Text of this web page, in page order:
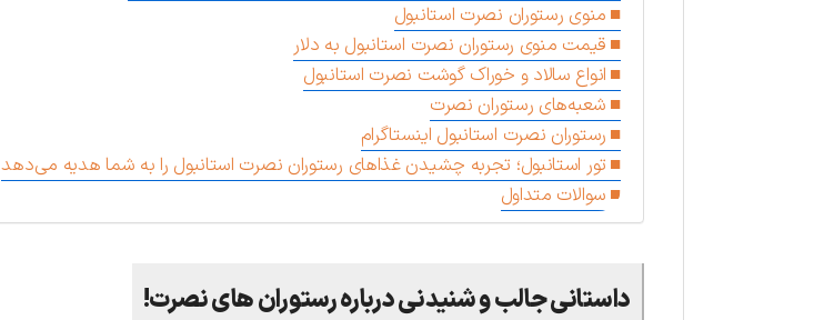
منوی رستوران نصرت استانبول
قیمت منوی رستوران نصرت استانبول به دلار
انواع سالاد و خوراک گوشت نصرت استانبول
شعبه‌های رستوران نصرت
رستوران نصرت استانبول اینستاگرام
تور استانبول؛ تجربه چشیدن غذاهای رستوران نصرت استانبول را به شما هدیه می‌دهد
سوالات متداول
داستانی جالب و شنیدنی درباره رستوران های نصرت!